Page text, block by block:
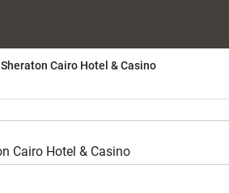
Sheraton Cairo Hotel & Casino